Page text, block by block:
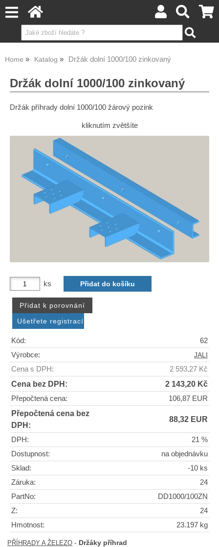
Home Katalog Držák dolní 1000/100 zinkovaný
Držák dolní 1000/100 zinkovaný
Držák příhrady dolní 1000/100 žárový pozink
kliknutím zvětšíte
ks
Kód:
62
Výrobce:
JALI
Cena s DPH: 2 593,27 Kč
Cena bez DPH: 2 143,20 Kč
Přepočtená cena: 106,87 EUR
Přepočtená cena bez
DPH:
88,32 EUR
DPH:
21 %
Dostupnost:
na objednávku
Sklad:
-10 ks
Záruka:
24
PartNo:
DD1000/100ZN
Z:
24
Hmotnost:
23.197 kg
PŘÍHRADY A ŽELEZO - Držáky příhrad